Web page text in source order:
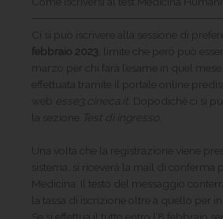
Ci si può iscrivere alla sessione di
febbraio 2023 , limite che però può
marzo per chi farà l’esame in quel
effettuata tramite il portale online
web
esse3.cineca.it . Dopodiché ci si
la sezione
Test di ingresso
Una volta che la registrazione viene
sistema, si riceverà la mail di conferma
Medicina. Il testo del messaggio
la tassa di iscrizione oltre a quello per